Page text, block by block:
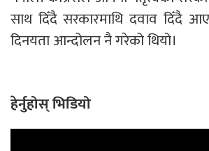
साथ दिँदै सरकारमाथि दवाव दिँदै
दिनयता आन्दोलन नै गरेको थियो।
हेर्नुहोस् भिडियो